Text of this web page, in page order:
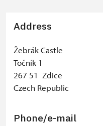
Address
Žebrák Castle
Točník 1
267 51 Zdice
Czech Republic
Phone/e-mail